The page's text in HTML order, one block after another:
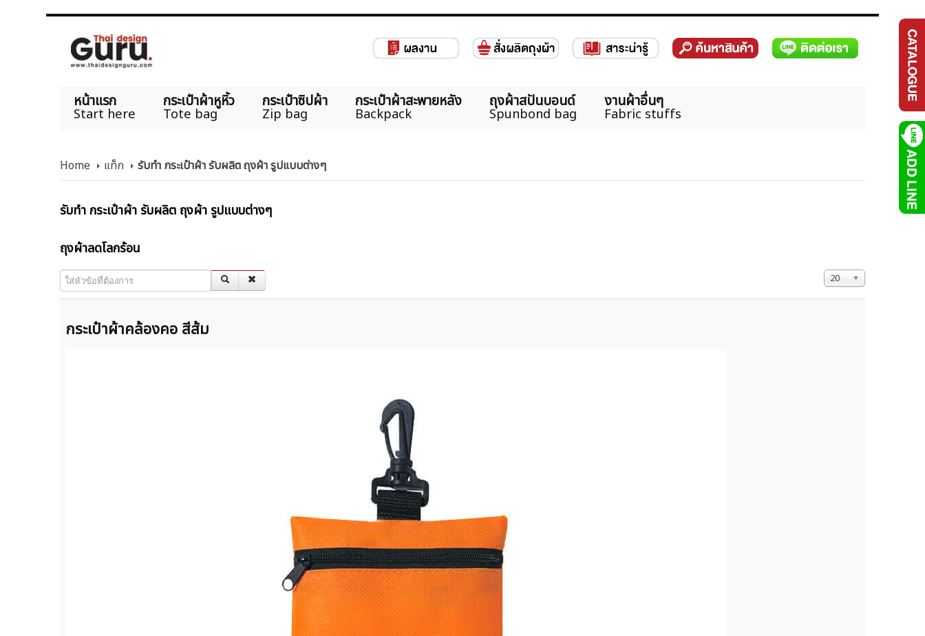
หน้าแรก
Start here
กระเป๋าผ้าหูหิ้ว
Tote bag
กระเป๋าซิปผ้า
Zip bag
กระเป๋าผ้าสะพายหลัง
Backpack
ถุงผ้าสปันบอนด์
Spunbond bag
งานผ้าอื่นๆ
Fabric stuffs
Home แท็ก รับทำ กระเป๋าผ้า รับผลิต ถุงผ้า รูปแบบต่างๆ
รับทำ กระเป๋าผ้า รับผลิต ถุงผ้า รูปแบบต่างๆ
ถุงผ้าลดโลกร้อน
ใส่หัวข้อที่ต้องการ แสดง #
20
กระเป๋าผ้าคล้องคอ สีส้ม